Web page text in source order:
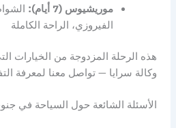
موريشيوس (7 أيام):
الفيروزي، الراحة الكاملة
هذه الرحلة المزدوجة من الخيارات
وكالة سرايا — تواصل معنا لمعرفة
الأسئلة الشائعة حول السياحة في